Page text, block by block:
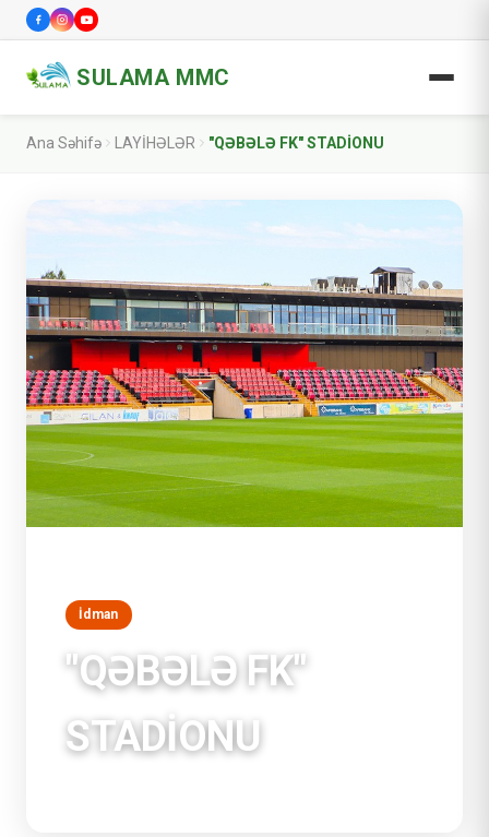
SULAMA MMC
Ana Səhifə LAYİHƏLƏR "QƏBƏLƏ FK" STADİONU
İdman
"QƏBƏLƏ FK"
STADİONU